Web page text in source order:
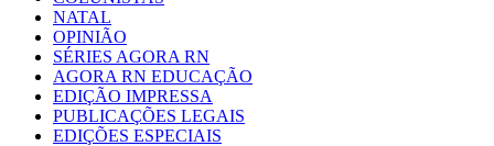
NATAL
OPINIÃO
SÉRIES AGORA RN
AGORA RN EDUCAÇÃO
EDIÇÃO IMPRESSA
PUBLICAÇÕES LEGAIS
EDIÇÕES ESPECIAIS